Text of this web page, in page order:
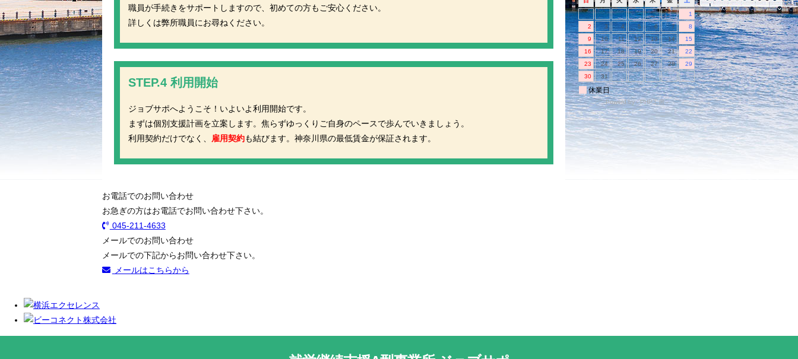
職員が手続きをサポートしますので、初めての方もご安心ください。
詳しくは弊所職員にお尋ねください。
STEP.4 利用開始
ジョブサポへようこそ！いよいよ利用開始です。
まずは個別支援計画を立案します。焦らずゆっくりご自身のペースで歩んでいきましょう。
利用契約だけでなく、 雇用契約も結びます。神奈川県の最低賃金が保証されます。
お電話でのお問い合わせ
お急ぎの方はお電話でお問い合わせ下さい。
045-211-4633
メールでのお問い合わせ
メールでの下記からお問い合わせ下さい。
メールはこちらから